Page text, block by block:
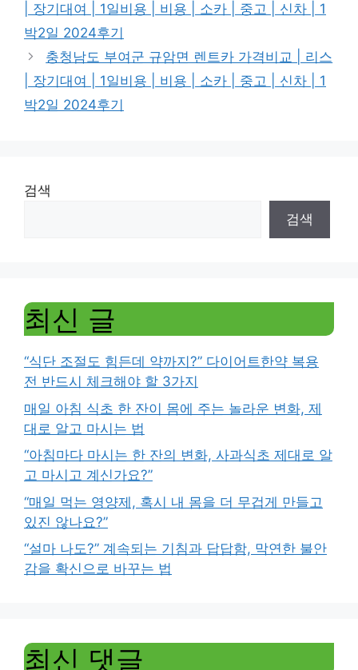
| 장기대여 | 1일비용 | 비용 | 소카 | 중고 | 신차 | 1
박2일 2024후기
충청남도 부여군 규암면 렌트카 가격비교 | 리스
| 장기대여 | 1일비용 | 비용 | 소카 | 중고 | 신차 | 1
박2일 2024후기
검색
검색
최신 글
“식단 조절도 힘든데 약까지?” 다이어트한약 복용
전 반드시 체크해야 할 3가지
매일 아침 식초 한 잔이 몸에 주는 놀라운 변화, 제
대로 알고 마시는 법
“아침마다 마시는 한 잔의 변화, 사과식초 제대로 알
고 마시고 계신가요?”
“매일 먹는 영양제, 혹시 내 몸을 더 무겁게 만들고
있진 않나요?”
“설마 나도?” 계속되는 기침과 답답함, 막연한 불안
감을 확신으로 바꾸는 법
최신 댓글